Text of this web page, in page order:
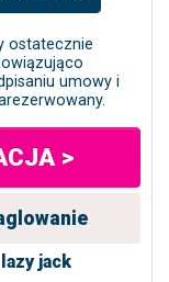
ostatecznie
umowy i
>
lazy jack